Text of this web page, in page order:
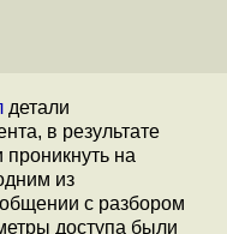
детали
в результате
на
из
с разбором
доступа были